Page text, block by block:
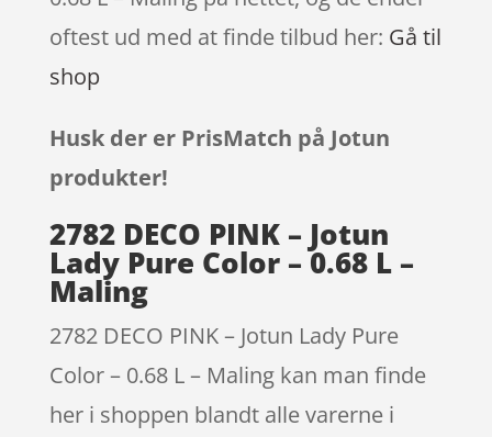
oftest ud med at finde tilbud her: Gå til
shop
Husk der er PrisMatch på Jotun
produkter!
2782 DECO PINK – Jotun
Lady Pure Color – 0.68 L –
Maling
2782 DECO PINK – Jotun Lady Pure
Color – 0.68 L – Maling kan man finde
her i shoppen blandt alle varerne i